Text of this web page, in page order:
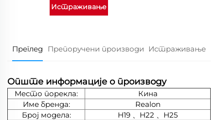
Истраживање
Преглед Препоручени производи Истраживање
Опште информације о производу
Место порекла:
Кина
Име бренда:
Realon
Број модела:
H19 、H22 、H25